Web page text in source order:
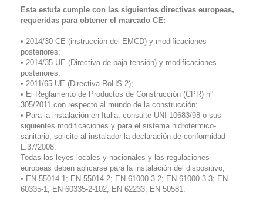
Esta estufa cumple con las siguientes directivas europeas,
requeridas para obtener el marcado CE:
• 2014/30 CE (instrucción del EMCD) y modificaciones
posteriores;
• 2014/35 UE (Directiva de baja tensión) y modificaciones
posteriores;
• 2011/65 UE (Directiva RoHS 2);
• El Reglamento de Productos de Construcción (CPR) n°
305/2011 con respecto al mundo de la construcción;
• Para la instalación en Italia, consulte UNI 10683/98 o sus
siguientes modificaciones y para el sistema hidrotérmico-
sanitario, solicite al instalador la declaración de conformidad
L.37/2008.
Todas las leyes locales y nacionales y las regulaciones
europeas deben aplicarse para la instalación del dispositivo;
• EN 55014-1; EN 55014-2; EN 61000-3-2; EN 61000-3-3; EN
60335-1; EN 60335-2-102; EN 62233, EN 50581.